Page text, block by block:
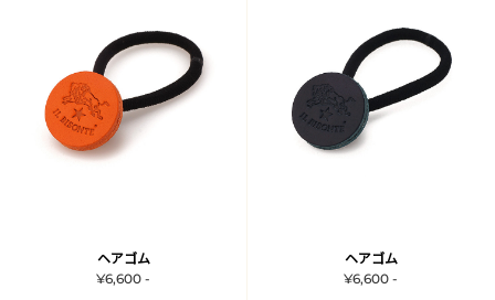
ヘアゴム
¥6,600 -
ヘアゴム
¥6,600 -